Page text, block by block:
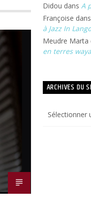
Didou dans A
Françoise dans
à Jazz In
Meudre Marta
en terres
ARCHIVES DU
du